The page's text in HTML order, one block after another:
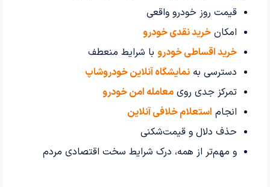
قیمت روز خودرو واقعی
امکان خرید نقدی خودرو
خرید اقساطی خودروبا شرایط منعطف
دسترسی به نمایشگاه آنلاین خودروشاپ
تمرکز جدی روی معامله امن خودرو
انجام استعلام خلافی آنلاین
حذف دلال و قیمت‌شکنی
و مهم‌تر از همه، درک شرایط سخت اقتصادی مردم